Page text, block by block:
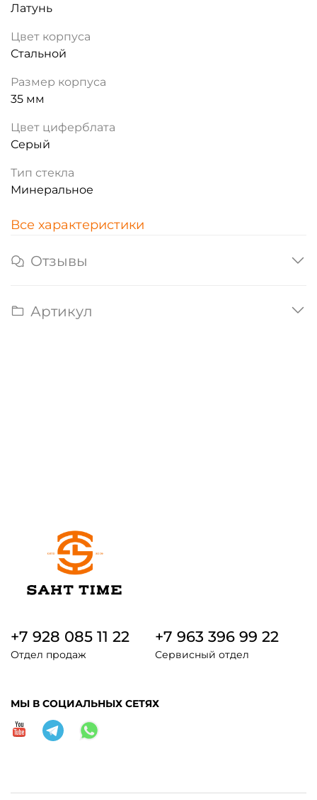
Латунь
Цвет корпуса
Стальной
Размер корпуса
35 мм
Цвет циферблата
Серый
Тип стекла
Минеральное
Все характеристики
Отзывы
Артикул
+7 928 085 11 22
Отдел продаж
+7 963 396 99 22
Сервисный отдел
МЫ В СОЦИАЛЬНЫХ СЕТЯХ